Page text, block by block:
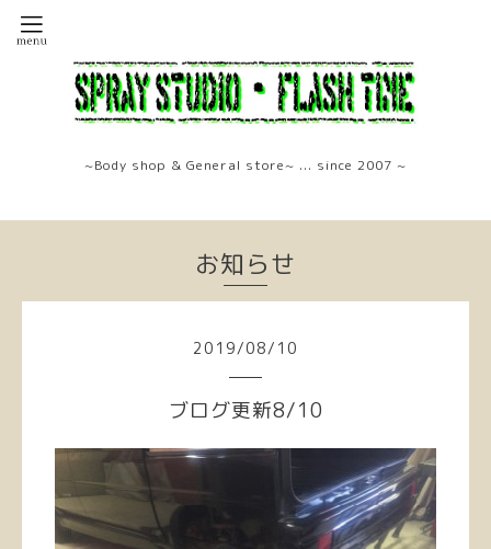
~Body shop & General store~ ... since 2007 ~
お知らせ
2019/08/ 10
ブログ更新8/10